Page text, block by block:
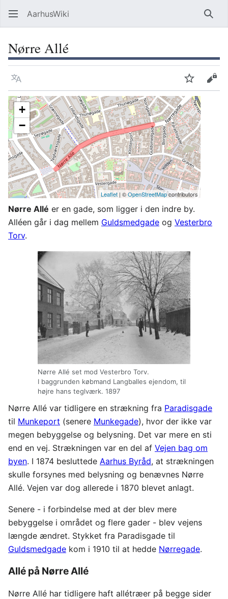
AarhusWiki Søg
Nørre Allé
Sprog OvervågVis
+
−
Leaflet | ©OpenStreetMapcontributors
Nørre Allé er en gade, som ligger i den indre by.
Alléen går i dag mellem Guldsmedgade og Vesterbro
Torv.
Nørre Allé set mod Vesterbro Torv.
I baggrunden købmand Langballes ejendom, til
højre hans teglværk. 1897
Nørre Allé var tidligere en strækning fra Paradisgade
til Munkeport (senere Munkegade), hvor der ikke var
megen bebyggelse og belysning. Det var mere en sti
end en vej. Strækningen var en del af Vejen bag om
byen. I 1874 besluttede Aarhus Byråd, at strækningen
skulle forsynes med belysning og benævnes Nørre
Allé. Vejen var dog allerede i 1870 blevet anlagt.
Senere - i forbindelse med at der blev mere
bebyggelse i området og flere gader - blev vejens
længde ændret. Stykket fra Paradisgade til
Guldsmedgade kom i 1910 til at hedde Nørregade.
Allé på Nørre Allé
Nørre Allé har tidligere haft allétræer på begge sider